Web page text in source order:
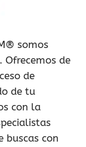
somos
. Ofrecemos de
de
de tu
con la
buscas con